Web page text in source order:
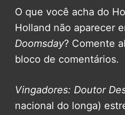
O que você acha do
Holland não aparecer
Doomsday? Comente
bloco de comentários.
Vingadores: Doutor
nacional do longa)